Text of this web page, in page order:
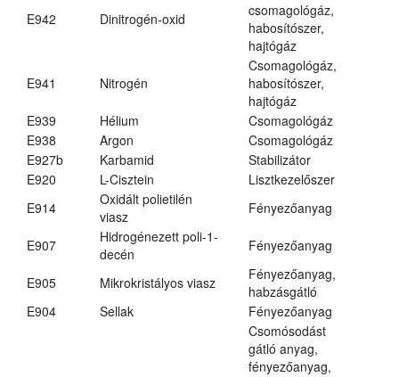
E942 Dinitrogén-oxid
csomagológáz,
habosítószer,
hajtógáz
E941 Nitrogén
Csomagológáz,
habosítószer,
hajtógáz
E939
Hélium
Csomagológáz
E938
Argon
Csomagológáz
E927b
Karbamid
Stabilizátor
E920
L-Cisztein
Lisztkezelőszer
E914
Oxidált polietilén
viasz
Fényezőanyag
E907
Hidrogénezett poli-1-
decén
Fényezőanyag
E905 Mikrokristályos viasz
Fényezőanyag,
habzásgátló
E904
Sellak
Fényezőanyag
Csomósodást
gátló anyag,
fényezőanyag,